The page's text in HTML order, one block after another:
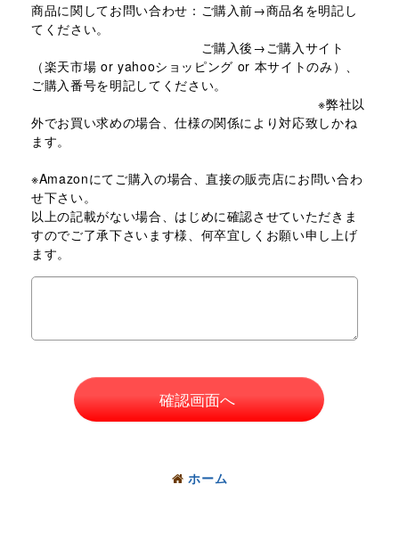
商品に関してお問い合わせ：ご購入前→商品名を明記し
てください。
ご購入後→ご購入サイト
（楽天市場 or yahooショッピング or 本サイトのみ）、
ご購入番号を明記してください。
※弊社以
外でお買い求めの場合、仕様の関係により対応致しかね
ます。
※Amazonにてご購入の場合、直接の販売店にお問い合わ
せ下さい。
以上の記載がない場合、はじめに確認させていただきま
すのでご了承下さいます様、何卒宜しくお願い申し上げ
ます。
確認画面へ
ホーム